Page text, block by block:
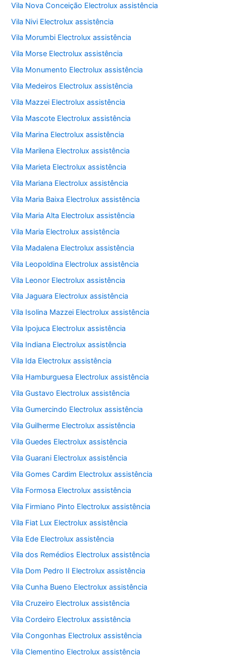
Vila Nova Conceição Electrolux assistência
Vila Nivi Electrolux assistência
Vila Morumbi Electrolux assistência
Vila Morse Electrolux assistência
Vila Monumento Electrolux assistência
Vila Medeiros Electrolux assistência
Vila Mazzei Electrolux assistência
Vila Mascote Electrolux assistência
Vila Marina Electrolux assistência
Vila Marilena Electrolux assistência
Vila Marieta Electrolux assistência
Vila Mariana Electrolux assistência
Vila Maria Baixa Electrolux assistência
Vila Maria Alta Electrolux assistência
Vila Maria Electrolux assistência
Vila Madalena Electrolux assistência
Vila Leopoldina Electrolux assistência
Vila Leonor Electrolux assistência
Vila Jaguara Electrolux assistência
Vila Isolina Mazzei Electrolux assistência
Vila Ipojuca Electrolux assistência
Vila Indiana Electrolux assistência
Vila Ida Electrolux assistência
Vila Hamburguesa Electrolux assistência
Vila Gustavo Electrolux assistência
Vila Gumercindo Electrolux assistência
Vila Guilherme Electrolux assistência
Vila Guedes Electrolux assistência
Vila Guarani Electrolux assistência
Vila Gomes Cardim Electrolux assistência
Vila Formosa Electrolux assistência
Vila Firmiano Pinto Electrolux assistência
Vila Fiat Lux Electrolux assistência
Vila Ede Electrolux assistência
Vila dos Remédios Electrolux assistência
Vila Dom Pedro II Electrolux assistência
Vila Cunha Bueno Electrolux assistência
Vila Cruzeiro Electrolux assistência
Vila Cordeiro Electrolux assistência
Vila Congonhas Electrolux assistência
Vila Clementino Electrolux assistência